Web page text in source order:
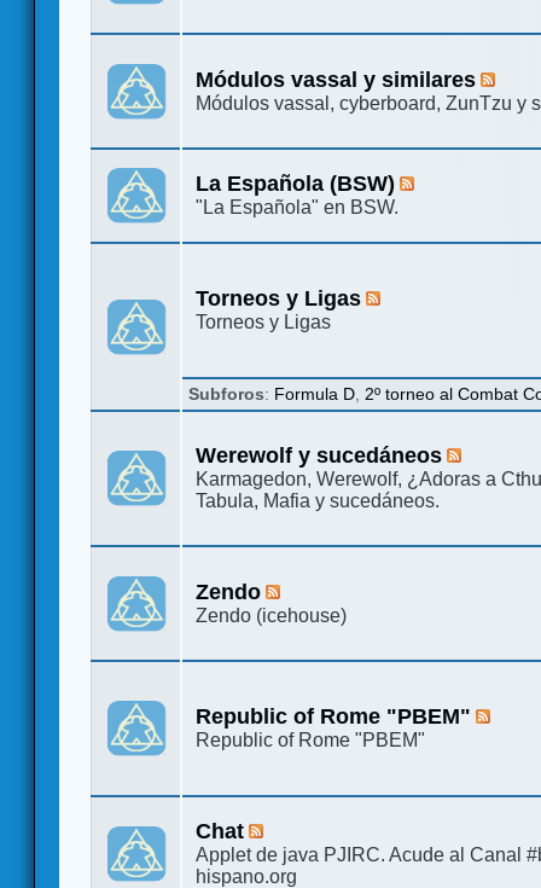
Módulos vassal y similares
Módulos vassal, cyberboard, ZunTzu y
La Española (BSW)
"La Española" en BSW.
Torneos y Ligas
Torneos y Ligas
Subforos: Formula D 2º torneo al Combat
Werewolf y sucedáneos
Karmagedon, Werewolf, ¿Adoras a
Tabula, Mafia y sucedáneos.
Zendo
Zendo (icehouse)
Republic of Rome "PBEM"
Republic of Rome "PBEM"
Chat
Applet de java PJIRC. Acude al Canal
hispano.org